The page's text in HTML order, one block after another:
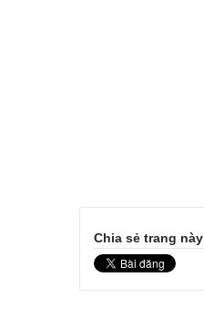
Chia sẻ trang này